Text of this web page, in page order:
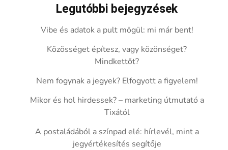
Legutóbbi bejegyzések
Vibe és adatok a pult mögül: mi már bent!
Közösséget építesz, vagy közönséget?
Mindkettőt?
Nem fogynak a jegyek? Elfogyott a figyelem!
Mikor és hol hirdessek? – marketing útmutató a
Tixától
A postaládából a színpad elé: hírlevél, mint a
jegyértékesítés segítője